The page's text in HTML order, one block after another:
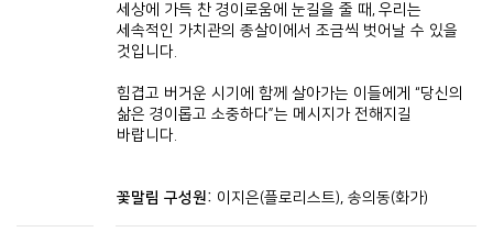
세상에 가득 찬 경이로움에 눈길을 줄 때 , 우리는
세속적인 가치관의 종살이에서 조금씩 벗어날 수 있을
것입니다.
힘겹고 버거운 시기에 함께 살아가는 이들에게 “당신의
삶은 경이롭고 소중하다”는 메시지가 전해지길
바랍니다.
꽃말림 구성원: 이지은(플로리스트), 송의동(화가)